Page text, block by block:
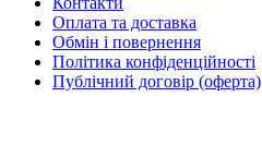
Оплата та доставка
Обмін і повернення
Політика конфіденційності
Публічний договір (оферта)